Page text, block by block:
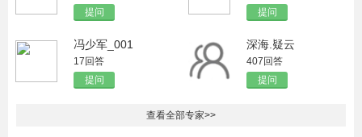
提问
提问
冯少军_001
17回答
提问
深海.疑云
407回答
提问
查看全部专家>>